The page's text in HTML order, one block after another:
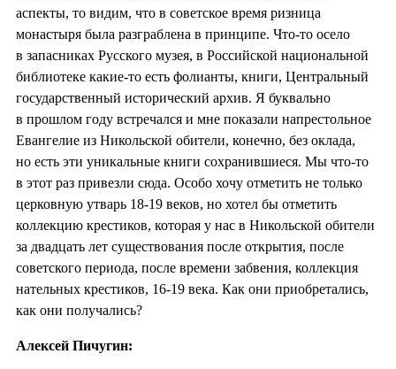
аспекты, то видим, что в советское время ризница
монастыря была разграблена в принципе. Что-то осело
в запасниках Русского музея, в Российской национальной
библиотеке какие-то есть фолианты, книги, Центральный
государственный исторический архив. Я буквально
в прошлом году встречался и мне показали напрестольное
Евангелие из Никольской обители, конечно, без оклада,
но есть эти уникальные книги сохранившиеся. Мы что-то
в этот раз привезли сюда. Особо хочу отметить не только
церковную утварь 18-19 веков, но хотел бы отметить
коллекцию крестиков, которая у нас в Никольской обители
за двадцать лет существования после открытия, после
советского периода, после времени забвения, коллекция
нательных крестиков, 16-19 века. Как они приобретались,
как они получались?
Алексей Пичугин: